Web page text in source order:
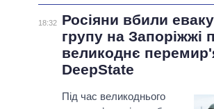
18:32
Росіяни вбили
групу на Запоріжжі
великоднє
DeepState
Під час великоднього